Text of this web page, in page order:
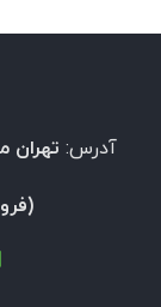
آدرس: